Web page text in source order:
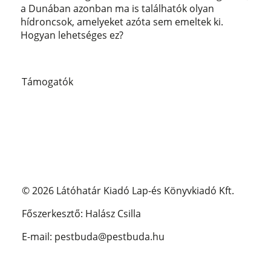
a Dunában azonban ma is találhatók olyan
hídroncsok, amelyeket azóta sem emeltek ki.
Hogyan lehetséges ez?
Támogatók
© 2026 Látóhatár Kiadó Lap-és Könyvkiadó Kft.
Főszerkesztő: Halász Csilla
E-mail: pestbuda@pestbuda.hu